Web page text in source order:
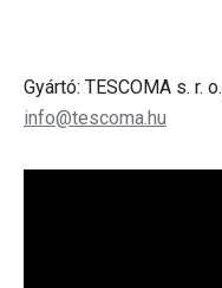
Gyártó: TESCOMA s. r.
info@tescoma.hu